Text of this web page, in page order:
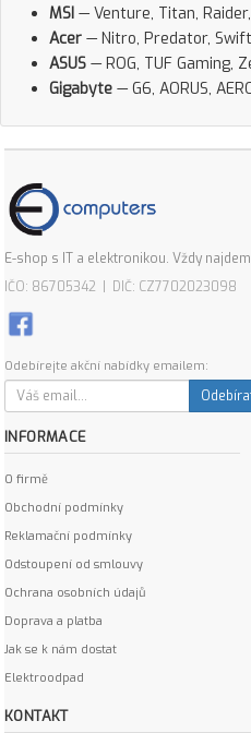
MSI — Venture, Titan,
Acer — Nitro, Predator,
ASUS — ROG, TUF Gaming,
Gigabyte — G6, AORUS,
E-shop s IT a elektronikou. Vždy
IČO: 86705342 | DIČ: CZ7702023098
Odebírejte akční nabídky emailem:
INFORMACE
O firmě
Obchodní podmínky
Reklamační podmínky
Odstoupení od smlouvy
Ochrana osobních údajů
Doprava a platba
Jak se k nám dostat
Elektroodpad
KONTAKT